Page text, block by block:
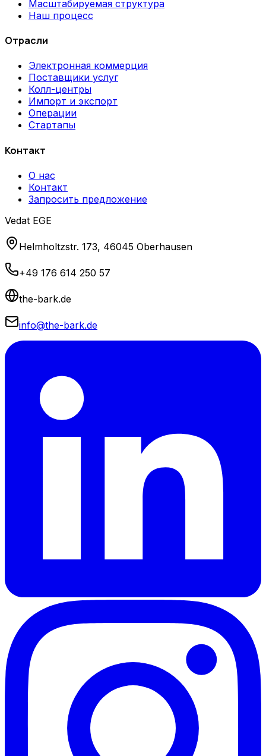
Масштабируемая структура
Наш процесс
Отрасли
Электронная коммерция
Поставщики услуг
Колл-центры
Импорт и экспорт
Операции
Стартапы
Контакт
О нас
Контакт
Запросить предложение
Vedat EGE
Helmholtzstr. 173, 46045 Oberhausen
+49 176 614 250 57
the-bark.de
info@the-bark.de